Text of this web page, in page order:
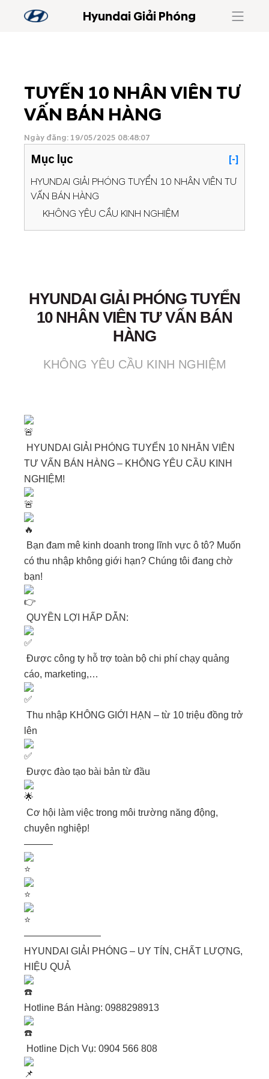
Hyundai Giải Phóng
TUYỂN 10 NHÂN VIÊN TƯ
VẤN BÁN HÀNG
Ngày đăng: 19/05/2025 08:48:07
Mục lục
[-]
HYUNDAI GIẢI PHÓNG TUYỂN 10 NHÂN VIÊN TƯ
VẤN BÁN HÀNG
KHÔNG YÊU CẦU KINH NGHIỆM
HYUNDAI GIẢI PHÓNG TUYỂN
10 NHÂN VIÊN TƯ VẤN BÁN
HÀNG
KHÔNG YÊU CẦU KINH NGHIỆM
HYUNDAI GIẢI PHÓNG TUYỂN 10 NHÂN VIÊN
TƯ VẤN BÁN HÀNG – KHÔNG YÊU CẦU KINH
NGHIỆM!
Bạn đam mê kinh doanh trong lĩnh vực ô tô? Muốn
có thu nhập không giới hạn? Chúng tôi đang chờ
bạn!
QUYỀN LỢI HẤP DẪN:
Được công ty hỗ trợ toàn bộ chi phí chạy quảng
cáo, marketing,…
Thu nhập KHÔNG GIỚI HẠN – từ 10 triệu đồng trở
lên
Được đào tạo bài bản từ đầu
Cơ hội làm việc trong môi trường năng động,
chuyên nghiệp!
———
————————
HYUNDAI GIẢI PHÓNG – UY TÍN, CHẤT LƯỢNG,
HIỆU QUẢ
Hotline Bán Hàng: 0988298913
Hotline Dịch Vụ: 0904 566 808